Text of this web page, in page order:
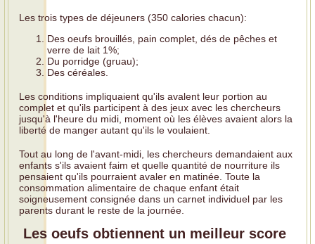
Les trois types de déjeuners (350 calories chacun):
Des oeufs brouillés, pain complet, dés de pêches et
verre de lait 1%;
Du porridge (gruau);
Des céréales.
Les conditions impliquaient qu'ils avalent leur portion au
complet et qu'ils participent à des jeux avec les chercheurs
jusqu'à l'heure du midi, moment où les élèves avaient alors la
liberté de manger autant qu'ils le voulaient.
Tout au long de l'avant-midi, les chercheurs demandaient aux
enfants s'ils avaient faim et quelle quantité de nourriture ils
pensaient qu'ils pourraient avaler en matinée. Toute la
consommation alimentaire de chaque enfant était
soigneusement consignée dans un carnet individuel par les
parents durant le reste de la journée.
Les oeufs obtiennent un meilleur score